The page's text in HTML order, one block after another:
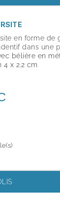
en forme de
dans une
bélière en
4 x 2.2 cm